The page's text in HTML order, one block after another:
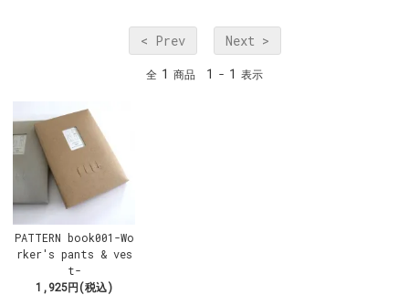
< Prev Next >
全 1 商品 1 - 1 表示
PATTERN book001-Wo
rker's pants & ves
t-
1,925円(税込)